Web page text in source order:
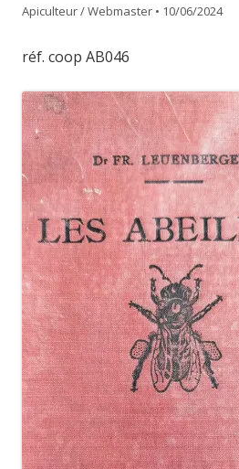
Apiculteur / Webmaster • 10/06/2024
réf. coop AB046